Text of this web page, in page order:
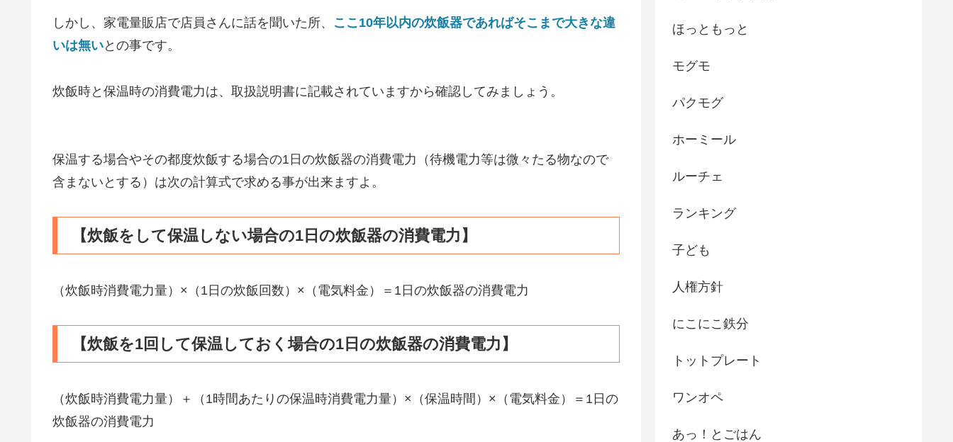
しかし、家電量販店で店員さんに話を聞いた所、 ここ10年以内の炊飯器であればそこまで大きな違
いは無いとの事です。
炊飯時と保温時の消費電力は、取扱説明書に記載されていますから確認してみましょう。
保温する場合やその都度炊飯する場合の1日の炊飯器の消費電力（待機電力等は微々たる物なので
含まないとする）は次の計算式で求める事が出来ますよ。
【炊飯をして保温しない場合の1日の炊飯器の消費電力】
（炊飯時消費電力量）×（1日の炊飯回数）×（電気料金）＝1日の炊飯器の消費電力
【炊飯を1回して保温しておく場合の1日の炊飯器の消費電力】
（炊飯時消費電力量）＋（1時間あたりの保温時消費電力量）×（保温時間）×（電気料金）＝1日の
炊飯器の消費電力
ほっともっと
モグモ
パクモグ
ホーミール
ルーチェ
ランキング
子ども
人権方針
にこにこ鉄分
トットプレート
ワンオペ
あっ！とごはん